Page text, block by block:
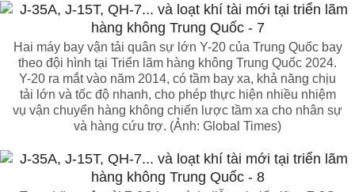
Hai máy bay vận tải quân sự lớn Y-20 của Trung Quốc bay
theo đội hình tại Triển lãm hàng không Trung Quốc 2024.
Y-20 ra mắt vào năm 2014, có tầm bay xa, khả năng chịu
tải lớn và tốc độ nhanh, cho phép thực hiện nhiều nhiệm
vụ vận chuyển hàng không chiến lược tầm xa cho nhân sự
và hàng cứu trợ. (Ảnh: Global Times)